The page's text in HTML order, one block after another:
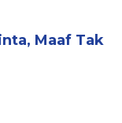
Maaf Tak